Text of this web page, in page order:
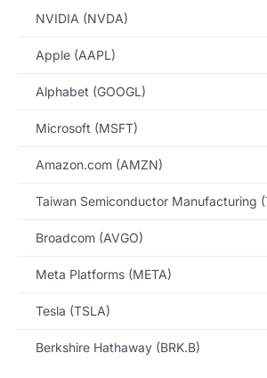
NVIDIA (NVDA)
Apple (AAPL)
Alphabet (GOOGL)
Microsoft (MSFT)
Amazon.com (AMZN)
Taiwan Semiconductor Manufacturing
Broadcom (AVGO)
Meta Platforms (META)
Tesla (TSLA)
Berkshire Hathaway (BRK.B)